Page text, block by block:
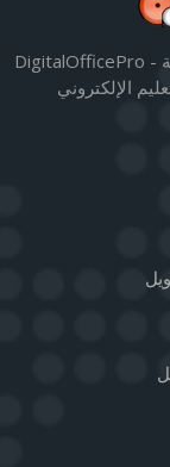
DigitalOfficePro - شريك لشركة Microsoft وIntel، وهو رائد السوق